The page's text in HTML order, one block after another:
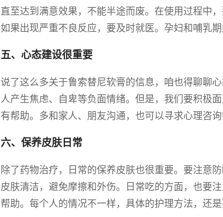
直至达到满意效果，不能半途而废。在使用过程中
如果出现严重不良反应，要及时就医。孕妇和哺乳
五、心态建设很重要
说了这么多关于鲁索替尼软膏的信息，咱也得聊聊
人产生焦虑、自卑等负面情绪。但是，我们要积极
有帮助。多和家人、朋友沟通，也可以寻求心理咨
六、保养皮肤日常
除了药物治疗，日常的保养皮肤也很重要。要注意
皮肤清洁，避免摩擦和外伤。日常吃的方面，也要
帮助。每个人的情况不一样，具体的护理方法，还是